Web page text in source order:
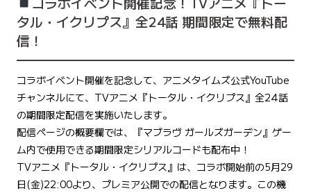
タル・イクリプス』全24話 期間限定で無料配
信！
コラボイベント開催を記念して、アニメタイムズ公式YouTube
チャンネルにて、TVアニメ『トータル・イクリプス』全24話
の期間限定配信を実施いたします。
配信ページの概要欄では、『マブラヴ ガールズガーデン』ゲー
ム内で使用できる期間限定シリアルコードも配布中！
TVアニメ『トータル・イクリプス』は、コラボ開始前の5月29
日(金)22:00より、プレミア公開での配信となります。この機